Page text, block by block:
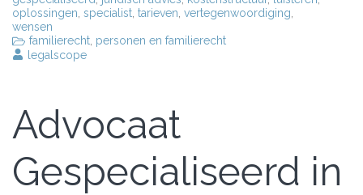
oplossingen specialist tarieven vertegenwoordiging
wensen
familierecht personen en familierecht
legalscope
Advocaat
Gespecialiseerd in